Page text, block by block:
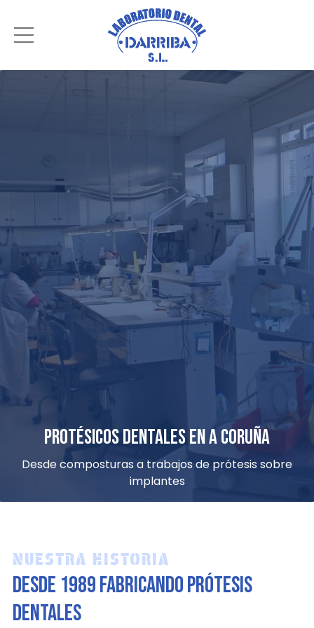
Protésicos dentales en A Coruña
Desde composturas a trabajos de prótesis sobre
implantes
NUESTRA HISTORIA
Desde 1989 fabricando prótesis
dentales